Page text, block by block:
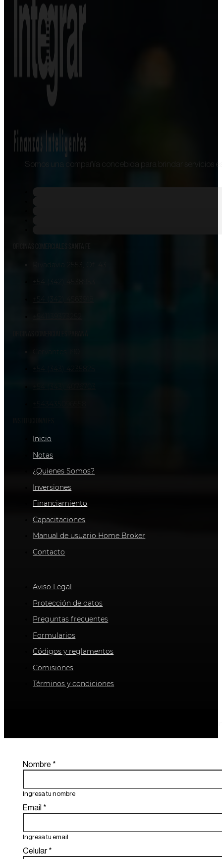
Somos una compañía concebida para brindar servicios
Oficinas comerciales Santa Fe
Rivadavia 2553, Of. 43
Inicio
Notas
¿Quienes Somos?
Inversiones
Financiamiento
Capacitaciones
Manual de usuario Home Broker
Contacto
Aviso Legal
Protección de datos
Preguntas frecuentes
Formularios
Códigos y reglamentos
Comisiones
Términos y condiciones
Nombre *
Ingresa tu nombre
Email *
Ingresa tu email
Celular*